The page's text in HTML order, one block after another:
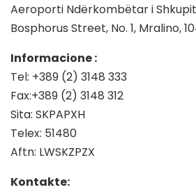
Aeroporti Ndërkombëtar i Shkupit
Bosphorus Street, No. 1, Mralino,
Informacione :
Tel: +389 (2) 3148 333
Fax:+389 (2) 3148 312
Sita: SKPAPXH
Telex: 51480
Aftn: LWSKZPZX
Kontakte: